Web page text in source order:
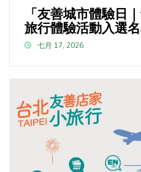
「友善城市體驗日
旅行體驗活動入選
七月 17, 2026